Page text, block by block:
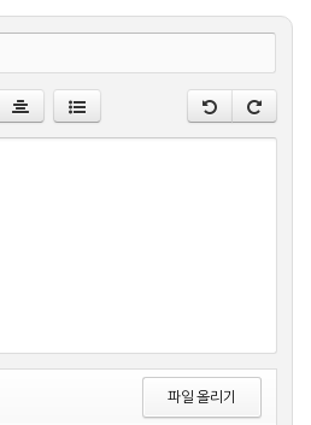
파일 올리기